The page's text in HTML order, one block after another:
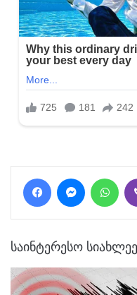
FacebookMessenger
საინტერესო